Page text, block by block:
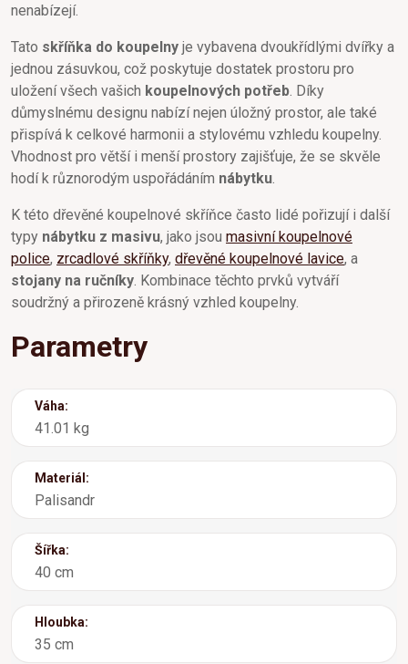
nenabízejí.
Tato skříňka do koupelny je vybavena dvoukřídlými dvířky a
jednou zásuvkou, což poskytuje dostatek prostoru pro
uložení všech vašich koupelnových potřeb . Díky
důmyslnému designu nabízí nejen úložný prostor, ale také
přispívá k celkové harmonii a stylovému vzhledu koupelny.
Vhodnost pro větší i menší prostory zajišťuje, že se skvěle
hodí k různorodým uspořádáním nábytku
K této dřevěné koupelnové skříňce často lidé pořizují i další
typy nábytku z masivu, jako jsou masivní koupelnové
police, zrcadlové skříňky, dřevěné koupelnové lavice, a
stojany na ručníky . Kombinace těchto prvků vytváří
soudržný a přirozeně krásný vzhled koupelny.
Parametry
Váha:
41.01 kg
Materiál:
Palisandr
Šířka:
40 cm
Hloubka:
35 cm